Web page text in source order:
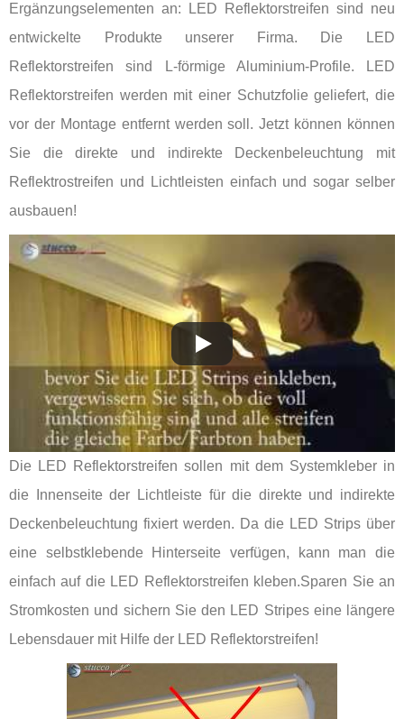
Ergänzungselementen an: LED Reflektorstreifen sind neu
entwickelte Produkte unserer Firma. Die LED
Reflektorstreifen sind L-förmige Aluminium-Profile. LED
Reflektorstreifen werden mit einer Schutzfolie geliefert, die
vor der Montage entfernt werden soll. Jetzt können können
Sie die direkte und indirekte Deckenbeleuchtung mit
Reflektrostreifen und Lichtleisten einfach und sogar selber
ausbauen!
Die LED Reflektorstreifen sollen mit dem Systemkleber in
die Innenseite der Lichtleiste für die direkte und indirekte
Deckenbeleuchtung fixiert werden. Da die LED Strips über
eine selbstklebende Hinterseite verfügen, kann man die
einfach auf die LED Reflektorstreifen kleben.Sparen Sie an
Stromkosten und sichern Sie den LED Stripes eine längere
Lebensdauer mit Hilfe der LED Reflektorstreifen!